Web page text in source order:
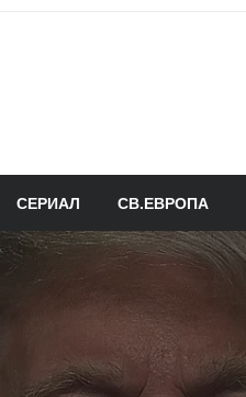
СЕРИАЛ СВ.ЕВРОПА